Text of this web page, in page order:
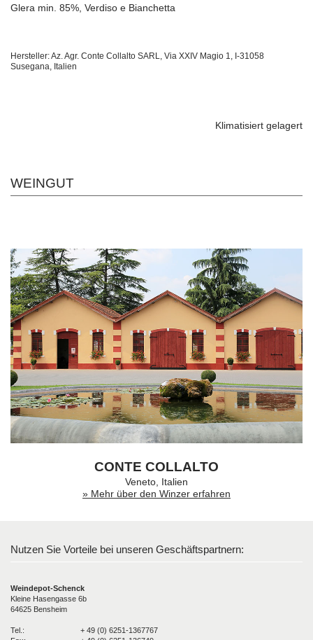
Glera min. 85%, Verdiso e Bianchetta
Hersteller: Az. Agr. Conte Collalto SARL, Via XXIV Magio 1, I-31058
Susegana, Italien
Klimatisiert gelagert
WEINGUT
CONTE COLLALTO
Veneto, Italien
» Mehr über den Winzer erfahren
Nutzen Sie Vorteile bei unseren Geschäftspartnern:
Weindepot-Schenck
Kleine Hasengasse 6b
64625 Bensheim
Tel.:
+ 49 (0) 6251-1367767